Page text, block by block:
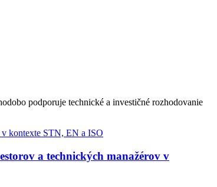
podporuje technické a investičné rozhodovanie
a technických manažérov v